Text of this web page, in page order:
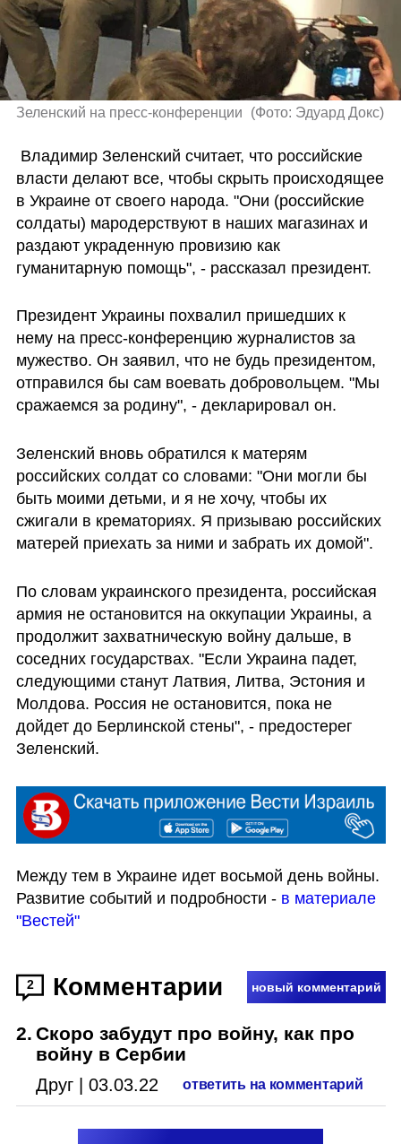
Зеленский на пресс-конференции (Фото: Эдуард Докс)
власти делают все, чтобы скрыть происходящее
в Украине от своего народа. "Они (российские
солдаты) мародерствуют в наших магазинах и
раздают украденную провизию как
гуманитарную помощь", - рассказал президент.
Президент Украины похвалил пришедших к
нему на пресс-конференцию журналистов за
мужество. Он заявил, что не будь президентом,
отправился бы сам воевать добровольцем. "Мы
сражаемся за родину", - декларировал он.
Зеленский вновь обратился к матерям
российских солдат со словами: "Они могли бы
быть моими детьми, и я не хочу, чтобы их
сжигали в крематориях. Я призываю российских
матерей приехать за ними и забрать их домой".
По словам украинского президента, российская
армия не остановится на оккупации Украины, а
продолжит захватническую войну дальше, в
соседних государствах. "Если Украина падет,
следующими станут Латвия, Литва, Эстония и
Молдова. Россия не остановится, пока не
дойдет до Берлинской стены", - предостерег
Зеленский.
Между тем в Украине идет восьмой день войны.
Развитие событий и подробности - в материале
"Вестей"
2 Комментарии новый комментарий
2. Скоро забудут про войну, как про
войну в Сербии
Друг 03.03.22 ответить на комментарий